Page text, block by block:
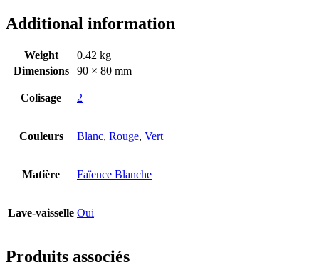
Additional information
Weight
0.42 kg
Dimensions
90 × 80 mm
Colisage 2
Couleurs Blanc, Rouge, Vert
Matière Faïence Blanche
Lave-vaisselle Oui
Produits associés